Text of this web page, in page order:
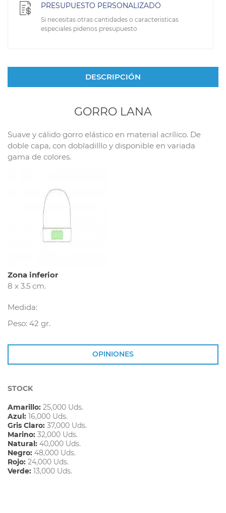
PRESUPUESTO PERSONALIZADO
Si necesitas otras cantidades o caracteristicas
especiales pidenos presupuesto
DESCRIPCIÓN
GORRO LANA
Suave y cálido gorro elástico en material acrílico. De
doble capa, con dobladilllo y disponible en variada
gama de colores.
Zona inferior
8 x 3.5 cm.
Medida:
Peso: 42 gr.
OPINIONES
STOCK
Amarillo: 25,000 Uds.
Azul: 16,000 Uds.
Gris Claro: 37,000 Uds.
Marino: 32,000 Uds.
Natural: 40,000 Uds.
Negro: 48,000 Uds.
Rojo: 24,000 Uds.
Verde: 13,000 Uds.